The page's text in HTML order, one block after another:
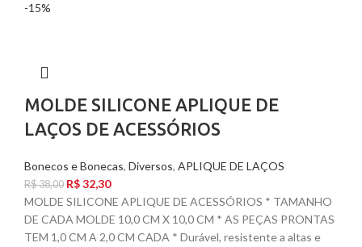
-15%
MOLDE SILICONE APLIQUE DE
LAÇOS DE ACESSÓRIOS
Bonecos e Bonecas, Diversos, APLIQUE DE LAÇOS
R$38,00 R$32,30
MOLDE SILICONE APLIQUE DE ACESSÓRIOS * TAMANHO
DE CADA MOLDE 10,0 CM X 10,0 CM * AS PEÇAS PRONTAS
TEM 1,0 CM A 2,0 CM CADA * Durável, resistente a altas e